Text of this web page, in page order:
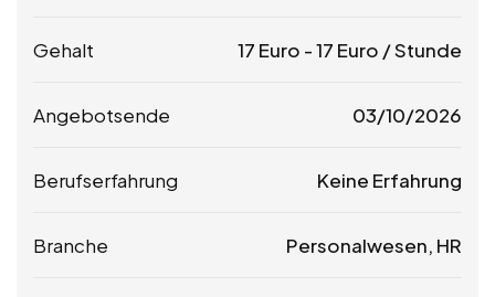
Gehalt 17 Euro -17 Euro / Stunde
Angebotsende 03/10/2026
Berufserfahrung Keine Erfahrung
Branche Personalwesen, HR